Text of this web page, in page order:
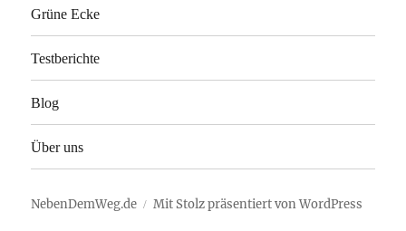
Grüne Ecke
Testberichte
Blog
Über uns
NebenDemWeg.de Mit Stolz präsentiert von WordPress